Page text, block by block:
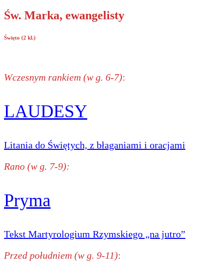
Św. Marka, ewangelisty
Święto (2 kl.)
Wczesnym rankiem (w g. 6-7):
LAUDESY
Litania do Świętych, z błaganiami i oracjami
Rano (w g. 7-9):
Pryma
Tekst Martyrologium Rzymskiego „na jutro”
Przed południem (w g. 9-11):